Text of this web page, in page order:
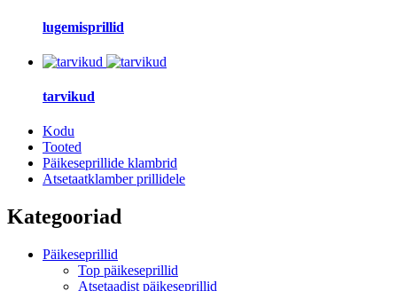
lugemisprillid
tarvikud
Kodu
Tooted
Päikeseprillide klambrid
Atsetaatklamber prillidele
Kategooriad
Päikeseprillid
Top päikeseprillid
Atsetaadist päikeseprillid